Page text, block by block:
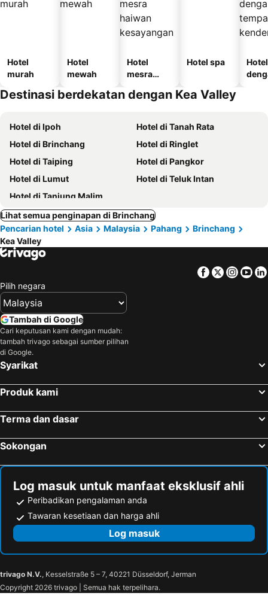
Hotel
murah
Hotel
mewah
Hotel
mesra
kesayanga
Hotel spa
Hotel
Destinasi berdekatan dengan Kea Valley
Hotel di Ipoh
Hotel di Tanah Rata
Hotel di Brinchang
Hotel di Ringlet
Hotel di Taiping
Hotel di Pangkor
Hotel di Lumut
Hotel di Teluk Intan
Hotel di Tanjung Malim
Lihat semua penginapan di Brinchang
Pencarian hotel
Asia Malaysia Pahang
Brinchang
Kea Valley
Facebook
Twitter
Pilih negara
Tambah di Google
Cari keputusan kami dengan mudah:
tambah trivago sebagai sumber pilihan
di Google.
Syarikat
Produk kami
Terma dan dasar
Sokongan
Log masuk untuk manfaat eksklusif ahli
Peribadikan pengalaman anda
Tawaran kesetiaan dan harga ahli
Log masuk
trivago N.V., Kesselstraße 5 – 7, 40221 Düsseldorf, Jerman
Copyright 2026 trivago | Semua hak terpelihara.